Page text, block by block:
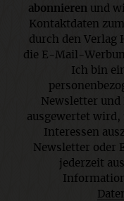
abonnierenund
Kontaktdaten
durch den Verlag
die E-Mail-
Ich bin
Newsletter
ausgewertet wird,
Interessen
Newsletter oder
jederzeit